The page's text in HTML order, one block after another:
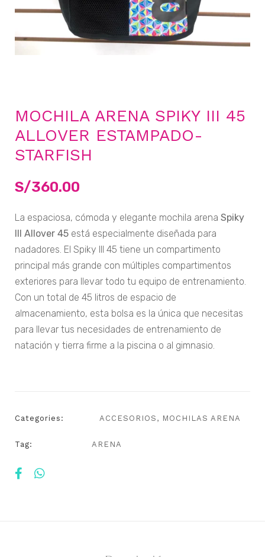
MOCHILA ARENA SPIKY III 45
ALLOVER ESTAMPADO-
STARFISH
S/360.00
La espaciosa, cómoda y elegante mochila arena Spiky
III Allover 45 está especialmente diseñada para
nadadores. El Spiky III 45 tiene un compartimento
principal más grande con múltiples compartimentos
exteriores para llevar todo tu equipo de entrenamiento.
Con un total de 45 litros de espacio de
almacenamiento, esta bolsa es la única que necesitas
para llevar tus necesidades de entrenamiento de
natación y tierra firme a la piscina o al gimnasio.
Categories: ACCESORIOS , MOCHILAS ARENA
Tag: ARENA